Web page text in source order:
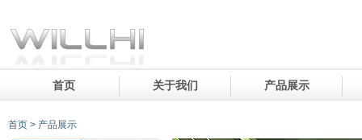
首页 关于我们 产品展示
首页 > 产品展示